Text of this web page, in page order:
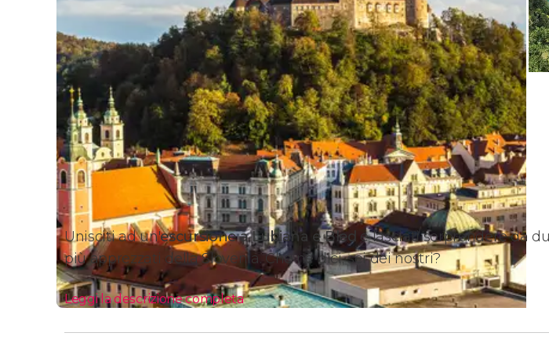
Unisciti ad un'escursione a Lubiana e Bled e lasciati sorprendere da
più apprezzati della Slovenia. Che ne dici, sei dei nostri?
Leggi la descrizione completa